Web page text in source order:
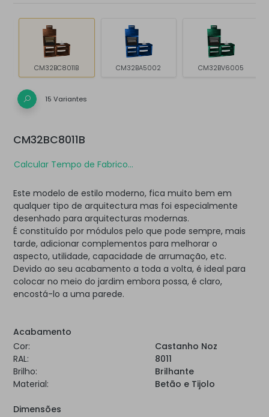
CM32BC8011B CM32BA5002 CM32BV6005
15 Variantes
CM32BC8011B
Calcular Tempo de Fabrico...
Este modelo de estilo moderno, fica muito bem em
qualquer tipo de arquitectura mas foi especialmente
desenhado para arquitecturas modernas.
É constituído por módulos pelo que pode sempre, mais
tarde, adicionar complementos para melhorar o
aspecto, utilidade, capacidade de arrumação, etc.
Devido ao seu acabamento a toda a volta, é ideal para
colocar no meio do jardim embora possa, é claro,
encostá-lo a uma parede.
Acabamento
Cor:
Castanho Noz
RAL:
8011
Brilho:
Brilhante
Material:
Betão e Tijolo
Dimensões